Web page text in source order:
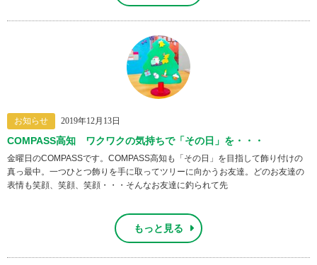
お知らせ 2019年12月13日
COMPASS高知 ワクワクの気持ちで「その日」を・・・
金曜日のCOMPASSです。COMPASS高知も「その日」を目指して飾り付けの
真っ最中。一つひとつ飾りを手に取ってツリーに向かうお友達。どのお友達の
表情も笑顔、笑顔、笑顔・・・そんなお友達に釣られて先
もっと見る